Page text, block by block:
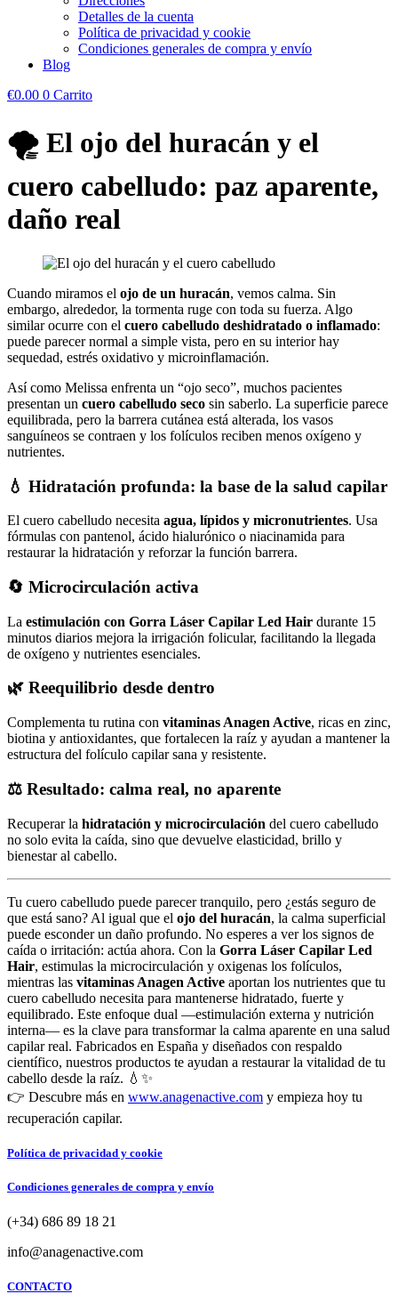
Detalles de la cuenta
Política de privacidad y cookie
Condiciones generales de compra y envío
Blog
€0.00 0 Carrito
🌪️ El ojo del huracán y el
cuero cabelludo: paz aparente,
daño real
Cuando miramos el ojo de un huracán, vemos calma. Sin
embargo, alrededor, la tormenta ruge con toda su fuerza. Algo
similar ocurre con el cuero cabelludo deshidratado o inflamado:
puede parecer normal a simple vista, pero en su interior hay
sequedad, estrés oxidativo y microinflamación.
Así como Melissa enfrenta un “ojo seco”, muchos pacientes
presentan un cuero cabelludo seco sin saberlo. La superficie parece
equilibrada, pero la barrera cutánea está alterada, los vasos
sanguíneos se contraen y los folículos reciben menos oxígeno y
nutrientes.
💧 Hidratación profunda: la base de la salud capilar
El cuero cabelludo necesita agua, lípidos y micronutrientes. Usa
fórmulas con pantenol, ácido hialurónico o niacinamida para
restaurar la hidratación y reforzar la función barrera.
🔄 Microcirculación activa
La estimulación con Gorra Láser Capilar Led Hair durante 15
minutos diarios mejora la irrigación folicular, facilitando la llegada
de oxígeno y nutrientes esenciales.
🌿 Reequilibrio desde dentro
Complementa tu rutina con vitaminas Anagen Active, ricas en zinc,
biotina y antioxidantes, que fortalecen la raíz y ayudan a mantener la
estructura del folículo capilar sana y resistente.
⚖️ Resultado: calma real, no aparente
Recuperar la hidratación y microcirculación del cuero cabelludo
no solo evita la caída, sino que devuelve elasticidad, brillo y
bienestar al cabello.
Tu cuero cabelludo puede parecer tranquilo, pero ¿estás seguro de
que está sano? Al igual que el ojo del huracán, la calma superficial
puede esconder un daño profundo. No esperes a ver los signos de
caída o irritación: actúa ahora. Con la Gorra Láser Capilar Led
Hair, estimulas la microcirculación y oxigenas los folículos,
mientras las vitaminas Anagen Active aportan los nutrientes que tu
cuero cabelludo necesita para mantenerse hidratado, fuerte y
equilibrado. Este enfoque dual —estimulación externa y nutrición
interna— es la clave para transformar la calma aparente en una salud
capilar real. Fabricados en España y diseñados con respaldo
científico, nuestros productos te ayudan a restaurar la vitalidad de tu
cabello desde la raíz. 💧✨
👉 Descubre más en www.anagenactive.com y empieza hoy tu
recuperación capilar.
Política de privacidad y cookie
Condiciones generales de compra y envío
(+34) 686 89 18 21
info@anagenactive.com
CONTACTO